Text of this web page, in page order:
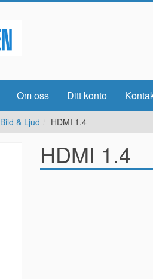
Om oss Ditt konto
Bild & Ljud HDMI 1.4
HDMI 1.4